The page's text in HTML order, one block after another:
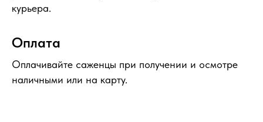
курьера.
Оплата
Оплачивайте саженцы при получении и осмотре
наличными или на карту.